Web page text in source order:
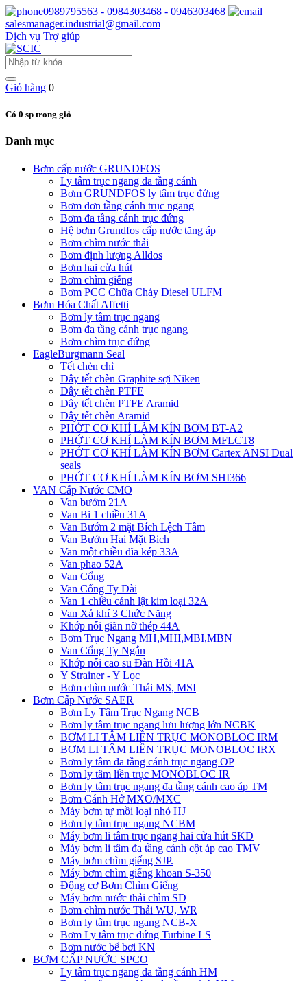
0989795563 - 0984303468 - 0946303468
salesmanager.industrial@gmail.com
Dịch vụ Trợ giúp
Giỏ hàng 0
Có 0 sp trong giỏ
Danh mục
Bơm cấp nước GRUNDFOS
Ly tâm trục ngang đa tầng cánh
Bơm GRUNDFOS ly tâm trục đứng
Bơm đơn tầng cánh trục ngang
Bơm đa tầng cánh trục đứng
Hệ bơm Grundfos cấp nước tăng áp
Bơm chìm nước thải
Bơm định lượng Alldos
Bơm hai cửa hút
Bơm chìm giếng
Bơm PCC Chữa Cháy Diesel ULFM
Bơm Hóa Chất Affetti
Bơm ly tâm trục ngang
Bơm đa tầng cánh trục ngang
Bơm chìm trục đứng
EagleBurgmann Seal
Tết chèn chì
Dây tết chèn Graphite sợi Niken
Dây tết chèn PTFE
Dây tết chèn PTFE Aramid
Dây tết chèn Aramid
PHỚT CƠ KHÍ LÀM KÍN BƠM BT-A2
PHỚT CƠ KHÍ LÀM KÍN BƠM MFLCT8
PHỚT CƠ KHÍ LÀM KÍN BƠM Cartex ANSI Dual
seals
PHỚT CƠ KHÍ LÀM KÍN BƠM SHI366
VAN Cấp Nước CMO
Van bướm 21A
Van Bi 1 chiều 31A
Van Bướm 2 mặt Bích Lệch Tâm
Van Bướm Hai Mặt Bich
Van một chiều đĩa kép 33A
Van phao 52A
Van Cổng
Van Cổng Ty Dài
Van 1 chiều cánh lật kim loại 32A
Van Xả khí 3 Chức Năng
Khớp nối giãn nỡ thép 44A
Bơm Trục Ngang MH,MHI,MBI,MBN
Van Cổng Ty Ngắn
Khớp nối cao su Đàn Hồi 41A
Y Strainer - Y Lọc
Bơm chìm nước Thải MS, MSI
Bơm Cấp Nước SAER
Bơm Ly Tâm Trục Ngang NCB
Bơm ly tâm trục ngang lưu lượng lớn NCBK
BƠM LI TÂM LIỀN TRỤC MONOBLOC IRM
BƠM LI TÂM LIỀN TRỤC MONOBLOC IRX
Bơm ly tâm đa tầng cánh trục ngang OP
Bơm ly tâm liền trục MONOBLOC IR
Bơm ly tâm trục ngang đa tầng cánh cao áp TM
Bơm Cánh Hở MXO/MXC
Máy bơm tự mồi loại nhỏ HJ
Bơm ly tâm trục ngang NCBM
Máy bơm li tâm trục ngang hai cửa hút SKD
​Máy bơm li tâm đa tầng cánh cột áp cao TMV
Máy bơm chìm giếng SJP.
Máy bơm chìm giếng khoan S-350
Động cơ Bơm Chìm Giếng
​Máy bơm nước thải chìm SD
Bơm chìm nước Thải WU, WR
Bơm ly tâm trục ngang NCB-X
Bơm Ly tâm trục đứng Turbine LS
Bơm nước bể bơi KN
BƠM CẤP NƯỚC SPCO
Ly tâm trục ngang đa tầng cánh HM